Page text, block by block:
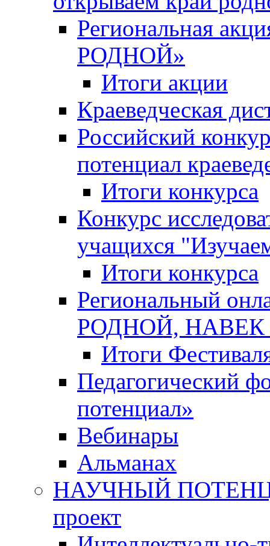
Региональная
РОДНОЙ»
Итоги акции
Краеведческая
Российский
потенциал
Итоги конкурса
Конкурс
учащихся
Итоги конкурса
Региональный
РОДНОЙ,
Итоги
Педагогический
потенциал»
Вебинары
Альманах
НАУЧНЫЙ
проект